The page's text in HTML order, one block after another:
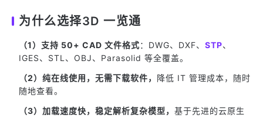
为什么选择3D 一览通
（1）支持 50+ CAD 文件格式：DWG、DXF、 STP、
IGES、STL、OBJ、Parasolid 等全覆盖。
（2）纯在线使用，无需下载软件， 降低 IT 管理成本，随时
随地查看。
（3）加载速度快，稳定解析复杂模型， 基于先进的云原生